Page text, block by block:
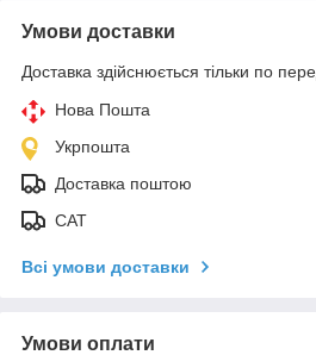
Умови доставки
Доставка здійснюється тільки по
Нова Пошта
Укрпошта
Доставка поштою
САТ
Всі умови доставки
Умови оплати